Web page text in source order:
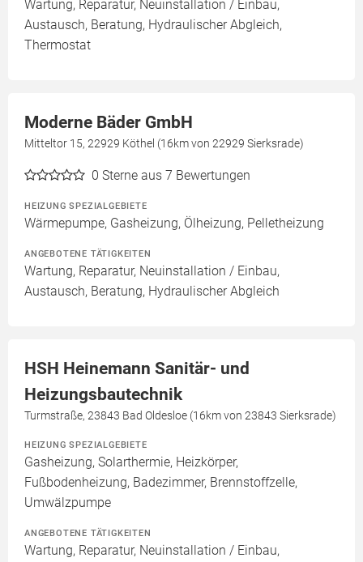
Wartung, Reparatur, Neuinstallation / Einbau,
Austausch, Beratung, Hydraulischer Abgleich,
Thermostat
Moderne Bäder GmbH
Mitteltor 15, 22929 Köthel (16km von 22929 Sierksrade)
0 Sterne aus 7 Bewertungen
HEIZUNG SPEZIALGEBIETE
Wärmepumpe, Gasheizung, Ölheizung, Pelletheizung
ANGEBOTENE TÄTIGKEITEN
Wartung, Reparatur, Neuinstallation / Einbau,
Austausch, Beratung, Hydraulischer Abgleich
HSH Heinemann Sanitär- und
Heizungsbautechnik
Turmstraße, 23843 Bad Oldesloe (16km von 23843 Sierksrade)
HEIZUNG SPEZIALGEBIETE
Gasheizung, Solarthermie, Heizkörper,
Fußbodenheizung, Badezimmer, Brennstoffzelle,
Umwälzpumpe
ANGEBOTENE TÄTIGKEITEN
Wartung, Reparatur, Neuinstallation / Einbau,